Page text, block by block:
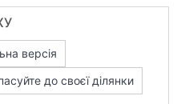
версія
до своєї ділянки